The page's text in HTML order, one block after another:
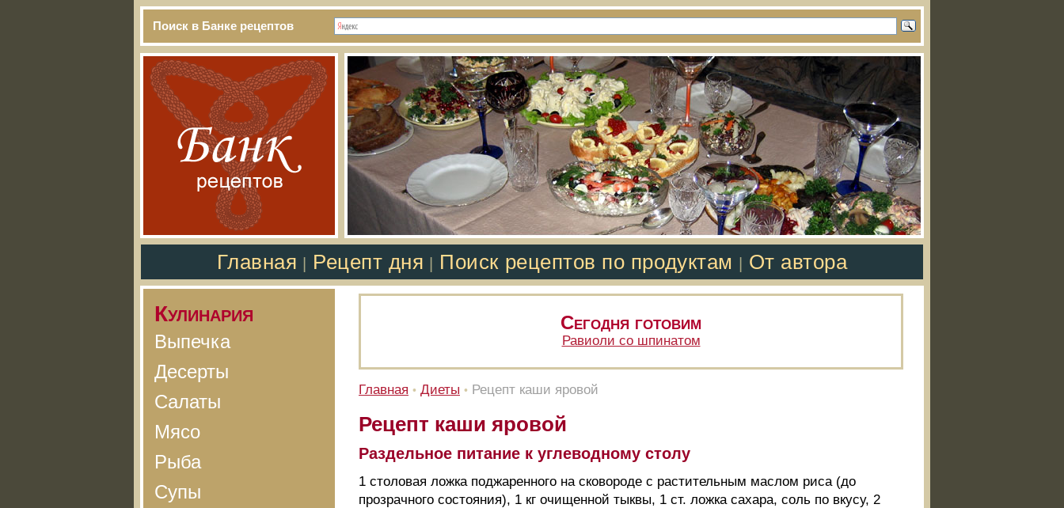
Поиск в Банке рецептов
Главная Рецепт дня Поиск рецептов по продуктам От автора
Кулинария
Выпечка
Десерты
Салаты
Мясо
Рыба
Супы
Сегодня готовим
Равиоли со шпинатом
Главная • Диеты • Рецепт каши яровой
Рецепт каши яровой
Раздельное питание к углеводному столу
1 столовая ложка поджаренного на сковороде с растительным маслом риса (до
прозрачного состояния), 1 кг очищенной тыквы, 1 ст. ложка сахара, соль по вкусу, 2